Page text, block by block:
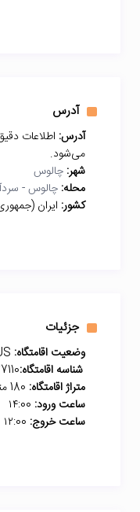
آدرس
آدرس: اطلاعات
می‌شود.
شهر: چالوس
محله: چالوس -
کشور: ایران
جزئیات
وضعیت اقامتگاه:
شناسه اقامتگاه:
متراژ اقامتگاه:
ساعت ورود:
ساعت خروج: